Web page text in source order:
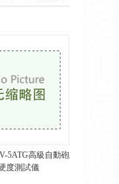
5ATG高級自動砲
度測試儀